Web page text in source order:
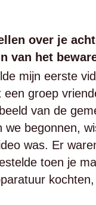
over je
van het
mijn eerste
groep
van de
we begonnen,
was. Er
toen je